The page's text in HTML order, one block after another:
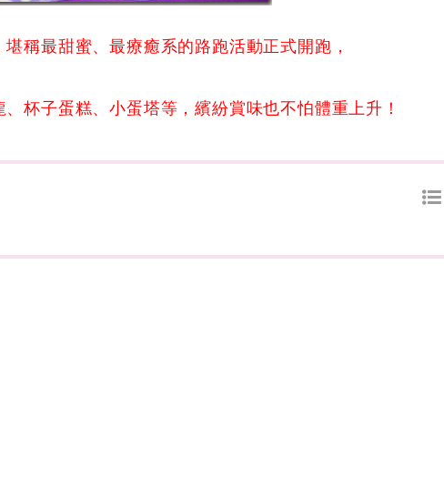
稱最甜蜜、最療癒系的路跑活動正式開跑，
杯子蛋糕、小蛋塔等，繽紛賞味也不怕體重上升！